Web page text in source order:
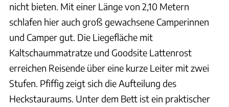
nicht bieten. Mit einer Länge von 2,10 Metern
schlafen hier auch groß gewachsene Camperinnen
und Camper gut. Die Liegefläche mit
Kaltschaummatratze und Goodsite Lattenrost
erreichen Reisende über eine kurze Leiter mit zwei
Stufen. Pfiffig zeigt sich die Aufteilung des
Heckstauraums. Unter dem Bett ist ein praktischer